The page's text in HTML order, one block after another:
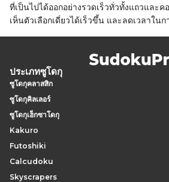
ที่เป็นไปได้ออกอย่างรวดเร็วทั่วทั้งแถวและ
เห็นตัวเลือกเดี่ยวได้เร็วขึ้น และลดเวลาใน
ประเภทซูโดกุ
ซูโดกุคลาสสิก
ซูโดกุคิลเลอร์
ซูโดกุเฮ็กซาโดกุ
Kakuro
Futoshiki
Calcudoku
Skyscrapers